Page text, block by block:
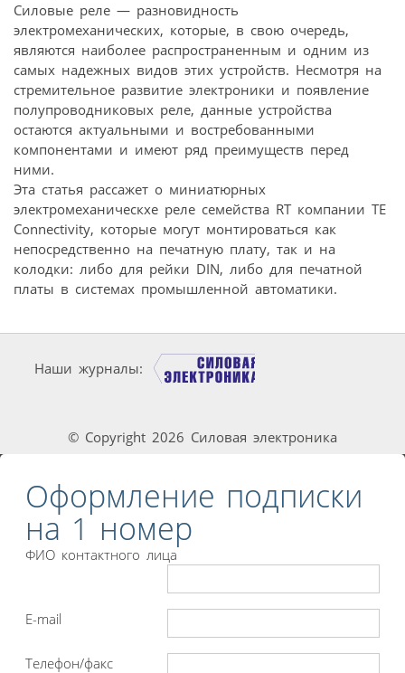
Силовые реле — разновидность
электромеханических, которые, в свою очередь,
являются наиболее распространенным и одним из
самых надежных видов этих устройств. Несмотря на
стремительное развитие электроники и появление
полупроводниковых реле, данные устройства
остаются актуальными и востребованными
компонентами и имеют ряд преимуществ перед
ними.
Эта статья рассажет о миниатюрных
электромеханическхе реле семейства RT компании TE
Connectivity, которые могут монтироваться как
непосредственно на печатную плату, так и на
колодки: либо для рейки DIN, либо для печатной
платы в системах промышленной автоматики.
Наши журналы:
© Copyright 2026 Силовая электроника
Оформление подписки
на 1 номер
ФИО контактного лица
E-mail
Телефон/факс